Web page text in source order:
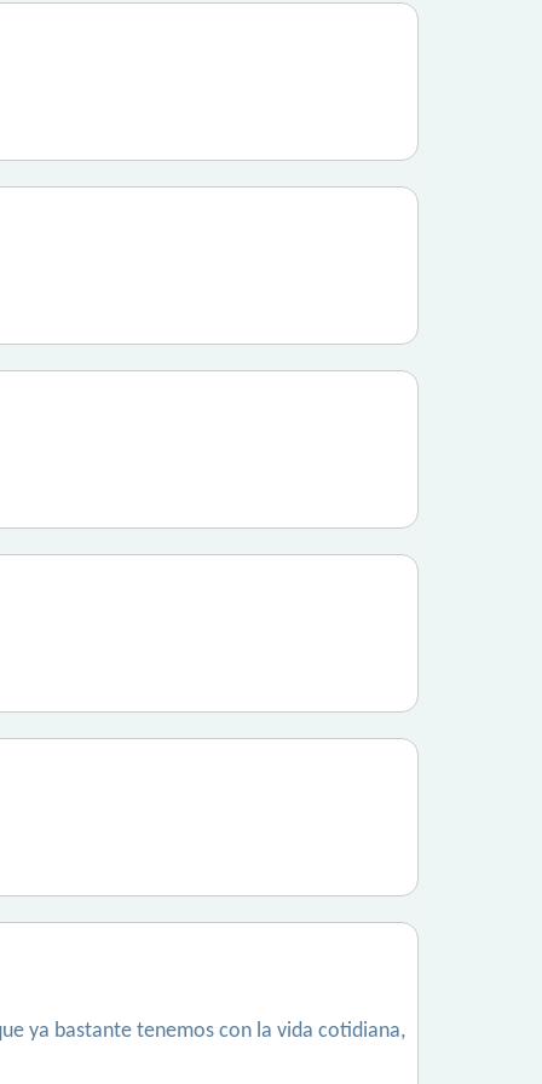
ya bastante tenemos con la vida cotidiana,